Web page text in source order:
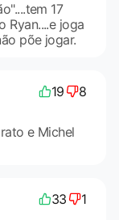
17
Ryan....e joga
põe jogar.
19 8
e Michel
33 1